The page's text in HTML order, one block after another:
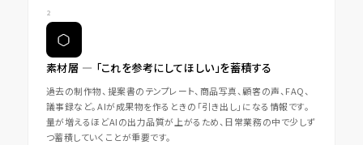
素材層 ― 「これを参考にしてほしい」を蓄積する
過去の制作物、提案書のテンプレート、商品写真、顧客の声、FAQ、
議事録など。AIが成果物を作るときの「引き出し」になる情報です。
量が増えるほどAIの出力品質が上がるため、日常業務の中で少しず
つ蓄積していくことが重要です。